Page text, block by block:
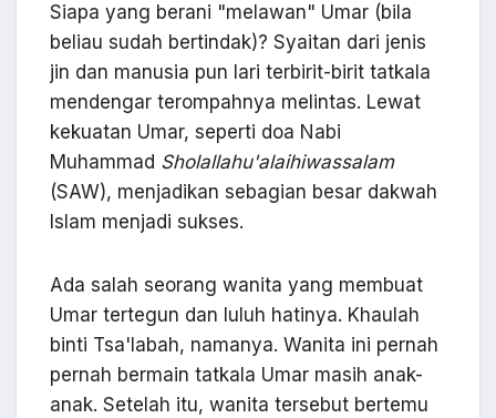
Siapa yang berani "melawan" Umar (bila
beliau sudah bertindak)? Syaitan dari jenis
jin dan manusia pun lari terbirit-birit tatkala
mendengar terompahnya melintas. Lewat
kekuatan Umar, seperti doa Nabi
Muhammad Sholallahu'alaihiwassalam
(SAW), menjadikan sebagian besar dakwah
Islam menjadi sukses.
Ada salah seorang wanita yang membuat
Umar tertegun dan luluh hatinya. Khaulah
binti Tsa'labah, namanya. Wanita ini pernah
pernah bermain tatkala Umar masih anak-
anak. Setelah itu, wanita tersebut bertemu